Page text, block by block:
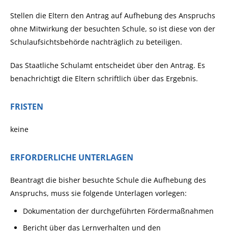
Stellen die Eltern den Antrag auf Aufhebung des Anspruchs
ohne Mitwirkung der besuchten Schule, so ist diese von der
Schulaufsichtsbehörde nachträglich zu beteiligen.
Das Staatliche Schulamt entscheidet über den Antrag. Es
benachrichtigt die Eltern schriftlich über das Ergebnis.
FRISTEN
keine
ERFORDERLICHE UNTERLAGEN
Beantragt die bisher besuchte Schule die Aufhebung des
Anspruchs, muss sie folgende Unterlagen vorlegen:
Dokumentation der durchgeführten Fördermaßnahmen
Bericht über das Lernverhalten und den